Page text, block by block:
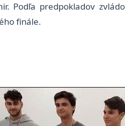
Podľa predpokladov
finále.